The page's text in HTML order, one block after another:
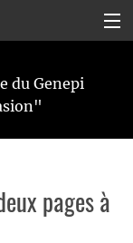
du Genepi
pages à